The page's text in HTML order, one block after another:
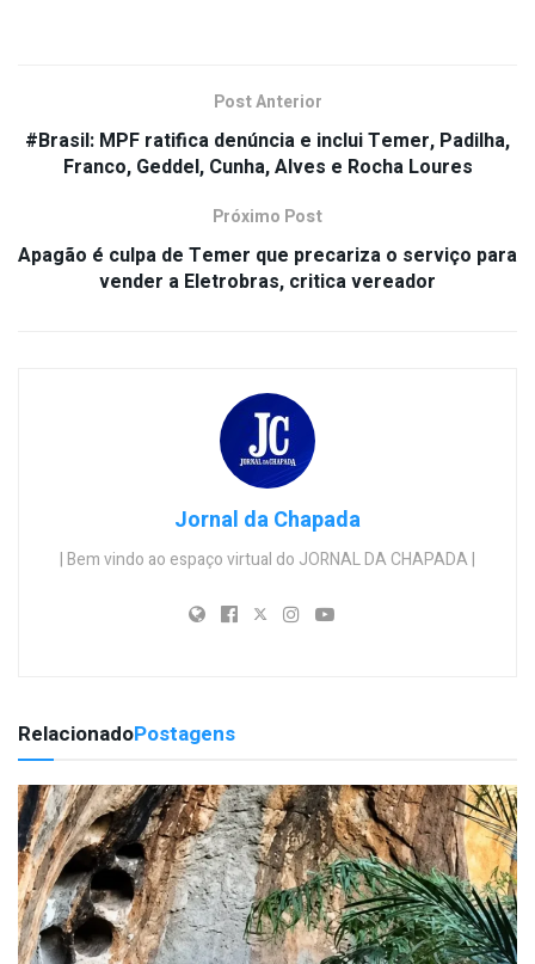
Post Anterior
#Brasil: MPF ratifica denúncia e inclui Temer, Padilha,
Franco, Geddel, Cunha, Alves e Rocha Loures
Próximo Post
Apagão é culpa de Temer que precariza o serviço para
vender a Eletrobras, critica vereador
Jornal da Chapada
| Bem vindo ao espaço virtual do JORNAL DA CHAPADA |
RelacionadoPostagens